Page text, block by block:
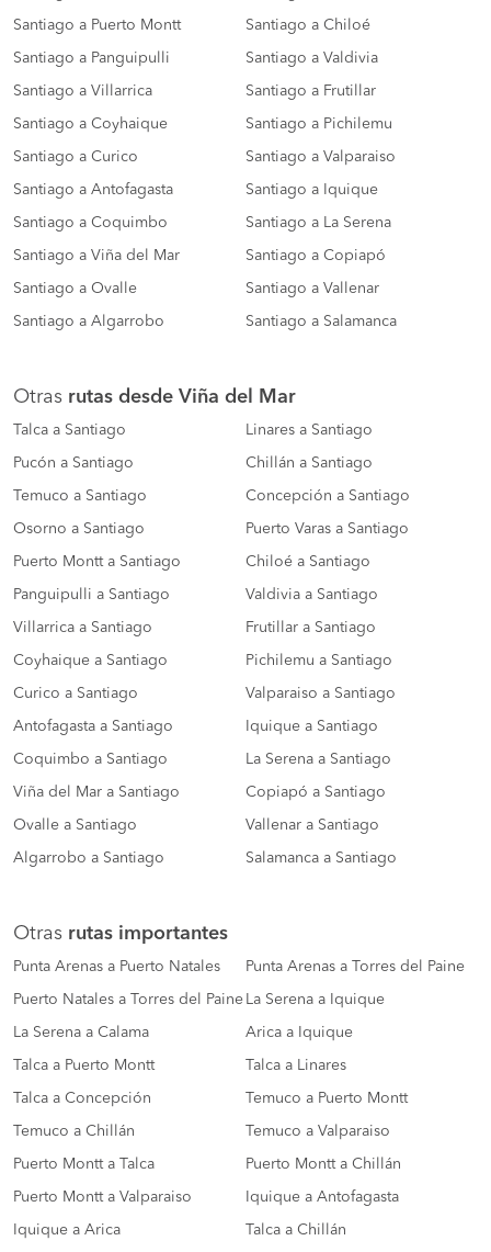
Santiago a Puerto Montt Santiago a Chiloé
Santiago a Panguipulli Santiago a Valdivia
Santiago a Villarrica Santiago a Frutillar
Santiago a Coyhaique Santiago a Pichilemu
Santiago a Curico Santiago a Valparaiso
Santiago a Antofagasta Santiago a Iquique
Santiago a Coquimbo Santiago a La Serena
Santiago a Viña del Mar Santiago a Copiapó
Santiago a Ovalle Santiago a Vallenar
Santiago a Algarrobo Santiago a Salamanca
Otras rutas desde Viña del Mar
Talca a Santiago Linares a Santiago
Pucón a Santiago Chillán a Santiago
Temuco a Santiago Concepción a Santiago
Osorno a Santiago Puerto Varas a Santiago
Puerto Montt a Santiago Chiloé a Santiago
Panguipulli a Santiago Valdivia a Santiago
Villarrica a Santiago Frutillar a Santiago
Coyhaique a Santiago Pichilemu a Santiago
Curico a Santiago Valparaiso a Santiago
Antofagasta a Santiago Iquique a Santiago
Coquimbo a Santiago La Serena a Santiago
Viña del Mar a Santiago Copiapó a Santiago
Ovalle a Santiago Vallenar a Santiago
Algarrobo a Santiago Salamanca a Santiago
Otras rutas importantes
Punta Arenas a Puerto Natales Punta Arenas a Torres del Paine
Puerto Natales a Torres del Paine La Serena a Iquique
La Serena a Calama Arica a Iquique
Talca a Puerto Montt Talca a Linares
Talca a Concepción Temuco a Puerto Montt
Temuco a Chillán Temuco a Valparaiso
Puerto Montt a Talca Puerto Montt a Chillán
Puerto Montt a Valparaiso Iquique a Antofagasta
Iquique a Arica Talca a Chillán